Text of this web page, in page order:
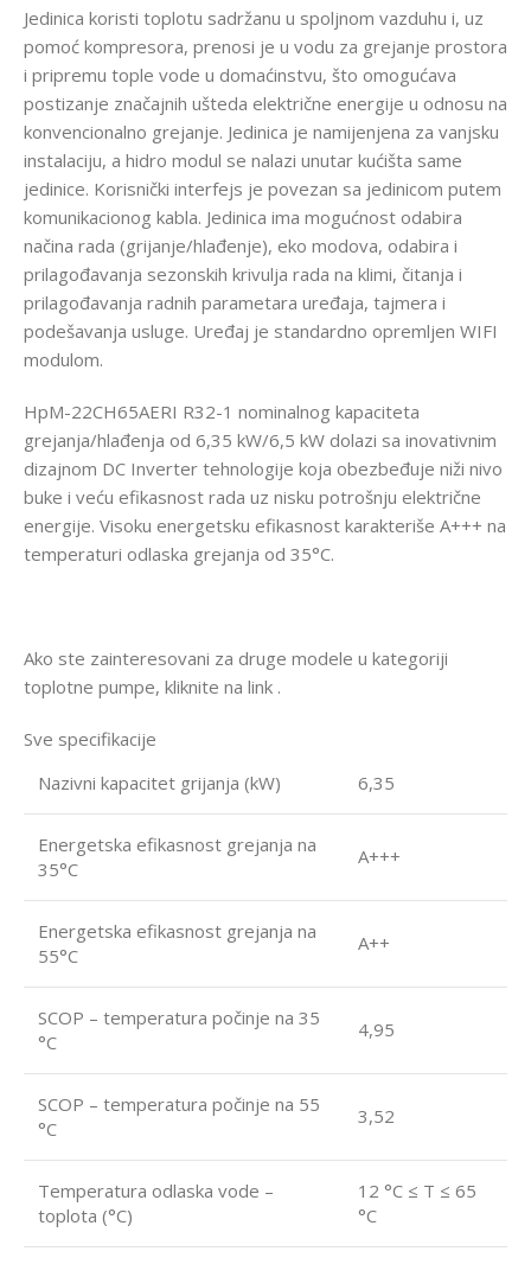
Jedinica koristi toplotu sadržanu u spoljnom vazduhu i, uz
pomoć kompresora, prenosi je u vodu za grejanje prostora
i pripremu tople vode u domaćinstvu, što omogućava
postizanje značajnih ušteda električne energije u odnosu na
konvencionalno grejanje. Jedinica je namijenjena za vanjsku
instalaciju, a hidro modul se nalazi unutar kućišta same
jedinice. Korisnički interfejs je povezan sa jedinicom putem
komunikacionog kabla. Jedinica ima mogućnost odabira
načina rada (grijanje/hlađenje), eko modova, odabira i
prilagođavanja sezonskih krivulja rada na klimi, čitanja i
prilagođavanja radnih parametara uređaja, tajmera i
podešavanja usluge. Uređaj je standardno opremljen WIFI
modulom.
HpM-22CH65AERI R32-1 nominalnog kapaciteta
grejanja/hlađenja od 6,35 kW/6,5 kW dolazi sa inovativnim
dizajnom DC Inverter tehnologije koja obezbeđuje niži nivo
buke i veću efikasnost rada uz nisku potrošnju električne
energije. Visoku energetsku efikasnost karakteriše A+++ na
temperaturi odlaska grejanja od 35°C.
Ako ste zainteresovani za druge modele u kategoriji
toplotne pumpe, kliknite na link .
Sve specifikacije
Nazivni kapacitet grijanja (kW)
6,35
Energetska efikasnost grejanja na
35°C
A+++
Energetska efikasnost grejanja na
55°C
A++
SCOP – temperatura počinje na 35
°C
4,95
SCOP – temperatura počinje na 55
°C
3,52
Temperatura odlaska vode –
toplota (°C)
12 °C ≤ T ≤ 65
°C